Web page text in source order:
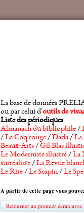
La base de données
ou par celui d'outils de
Liste des périodiques
Almanach du bibliophile/
/Le Coq rouge/Dada/La
Beaux-Arts/Gil Blas
Le Moderniste illustré/La
surréaliste/La Revue
Le Rire/Le Scapin/Le
A partir de cette page vous
Retourner au premier écran avec